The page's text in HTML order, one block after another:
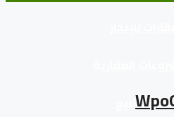
العقارية
وكلاء البيع